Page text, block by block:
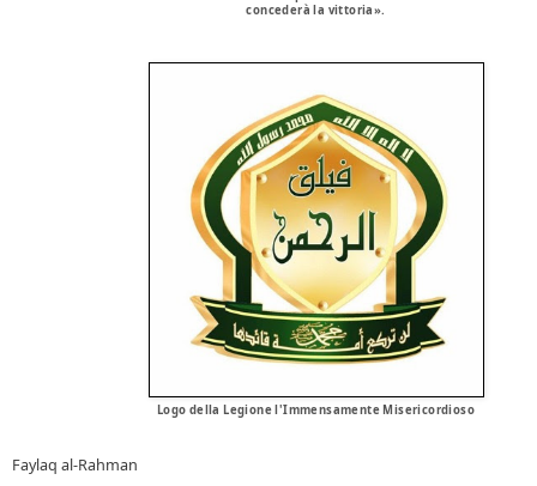
concederà la vittoria».
Logo della Legione l'Immensamente Misericordioso
Faylaq al-Rahman